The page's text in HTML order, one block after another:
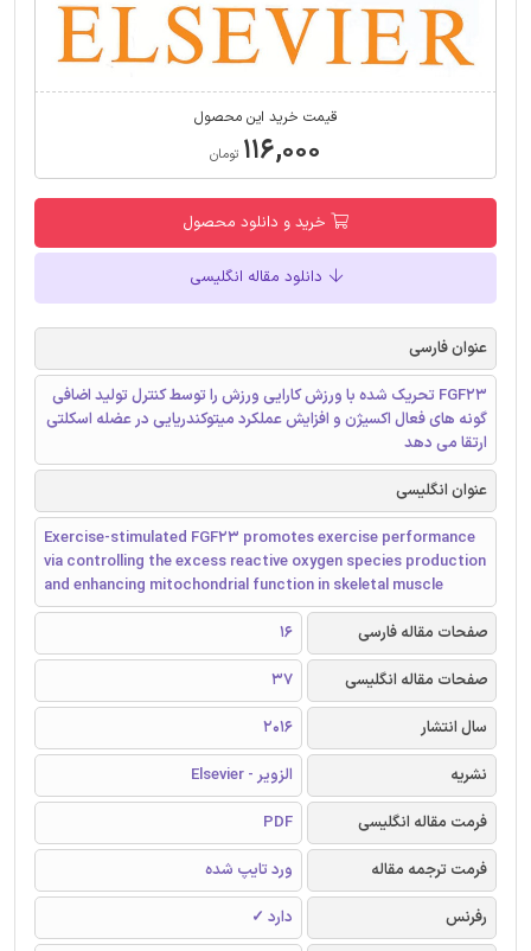
قیمت خرید این محصول
۱۱۶,۰۰۰ تومان
خرید و دانلود محصول
دانلود مقاله انگلیسی
عنوان فارسی
FGF23 تحریک شده با ورزش کارایی ورزش را توسط کنترل تولید اضافی
گونه های فعال اکسیژن و افزایش عملکرد میتوکندریایی در عضله اسکلتی
ارتقا می دهد
عنوان انگلیسی
Exercise-stimulated FGF23 promotes exercise performance
via controlling the excess reactive oxygen species production
and enhancing mitochondrial function in skeletal muscle
صفحات مقاله فارسی
16
صفحات مقاله انگلیسی
37
سال انتشار
2016
نشریه
الزویر - Elsevier
فرمت مقاله انگلیسی
PDF
فرمت ترجمه مقاله
ورد تایپ شده
رفرنس
دارد ✓